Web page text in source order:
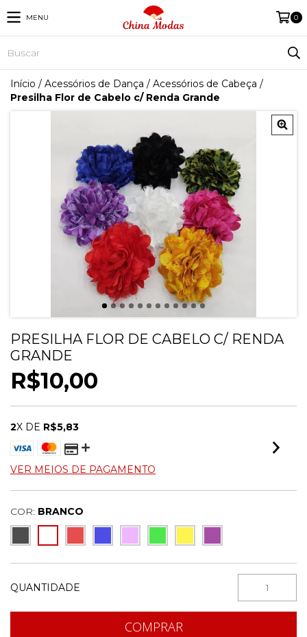
MENU 0
Início / Acessórios de Dança / Acessórios de Cabeça /
Presilha Flor de Cabelo c/ Renda Grande
PRESILHA FLOR DE CABELO C/ RENDA
GRANDE
R$10,00
2X DE R$5,83
VER MEIOS DE PAGAMENTO
COR: BRANCO
QUANTIDADE